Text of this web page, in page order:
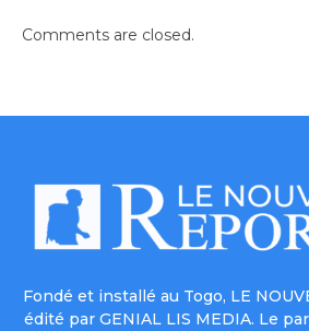
Comments are closed.
Fondé et installé au Togo, LE
édité par GENIAL LIS MEDIA. Le